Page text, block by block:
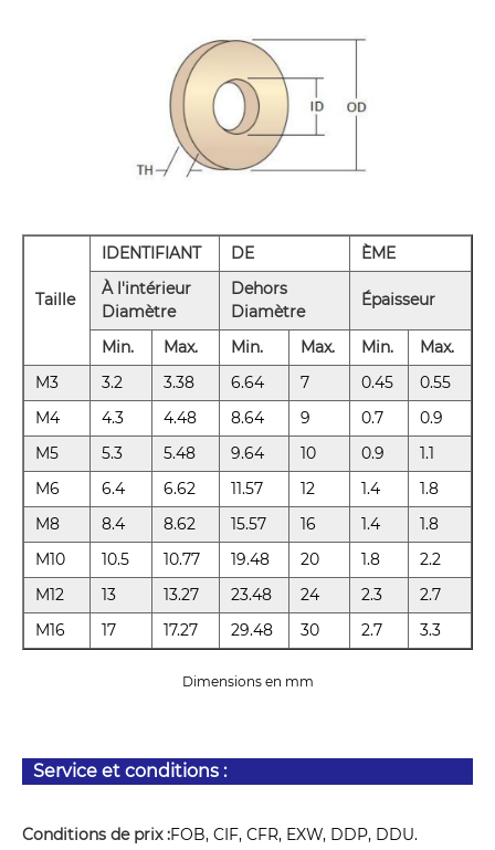
Taille
IDENTIFIANT DE
ÈME
À l'intérieur
Diamètre
Dehors
Diamètre
Épaisseur
Min. Max. Min. Max. Min.
Max.
M3
3.2 3.38 6.64 7 0.45
0.55
M4
4.3 4.48 8.64 9 0.7
0.9
M5
5.3 5.48 9.64 10 0.9
1.1
M6
6.4 6.62 11.57 12 1.4
1.8
M8
8.4 8.62 15.57 16 1.4
1.8
M10
10.5 10.77 19.48 20 1.8
2.2
M12
13 13.27 23.48 24 2.3
2.7
M16
17 17.27 29.48 30 2.7 3.3
Dimensions en mm
Service et conditions :
Conditions de prix :FOB, CIF, CFR, EXW, DDP, DDU.